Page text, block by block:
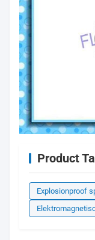
Product
Explosionproof